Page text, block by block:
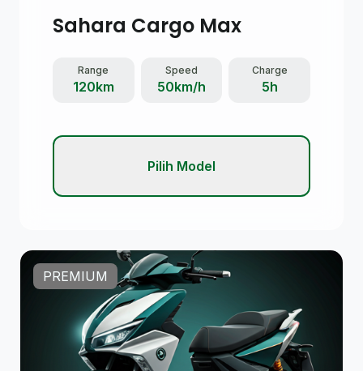
Sahara Cargo Max
Range
120km
Speed
50km/h
Charge
5h
Pilih Model
PREMIUM